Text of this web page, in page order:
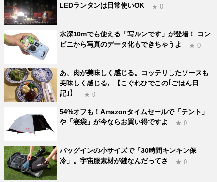
LEDランタンは日常使いOK
★ 0
水深10mでも使える「写ルンです」が登場！ コン
ビニから写真のデータ化もできちゃうよ
★ 0
あ、肉が美味しく感じる。コッテリしたソースも
美味しく感じる。【こぐれひでこの｢ごはん日
記｣】
★ 0
54%オフも！Amazonタイムセールで「テント」
や「寝袋」が今ならお買い得ですよ
★ 0
バッグインの小サイズで「30時間キンキン保
冷」。宇宙服素材が鍵なんだってさ
★ 0